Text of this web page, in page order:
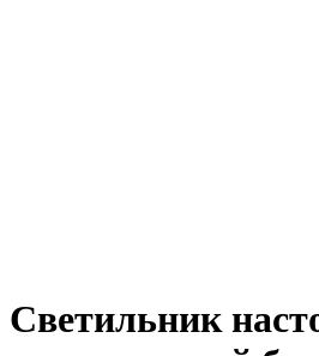
Светильник